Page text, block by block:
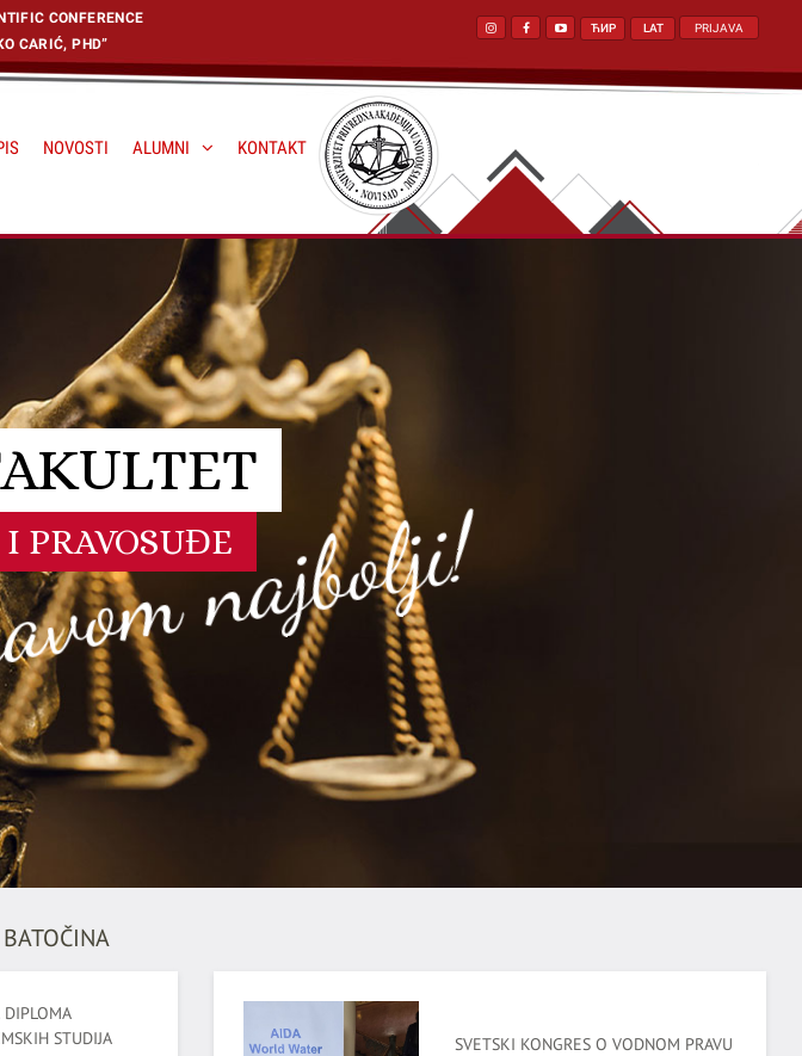
CONFERENCE
CARIĆ, PHD”
PRIJAVA
ЋИР LAT
NOVOSTI ALUMNI KONTAKT
PRAVOSUĐEnajbolji!
DIPLOMA
STUDIJA
SVETSKI KONGRES O VODNOM PRAVU